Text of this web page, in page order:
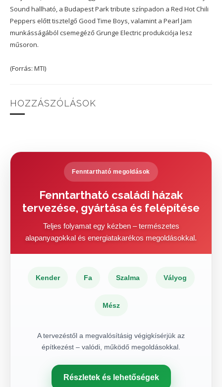
Sound hallható, a Budapest Park tribute színpadon a Red Hot Chili
Peppers előtt tisztelgő Good Time Boys, valamint a Pearl Jam
munkásságából csemegéző Grunge Electric produkciója lesz
műsoron.
(Forrás: MTI)
HOZZÁSZÓLÁSOK
Fenntartható megoldások
Fenntartható családi házak
tervezése, gyártása és felépítése
Teljes folyamat egy kézben – természetes
alapanyagokkal és energiatakarékos megoldásokkal.
Kender Fa Szalma Vályog
Mész
A tervezéstől a megvalósításig végigkísérjük az
építkezést – valódi, működő megoldásokkal.
Részletek és lehetőségek